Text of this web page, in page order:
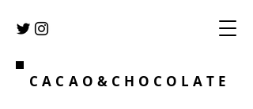
CACAO&CHOCOLATE